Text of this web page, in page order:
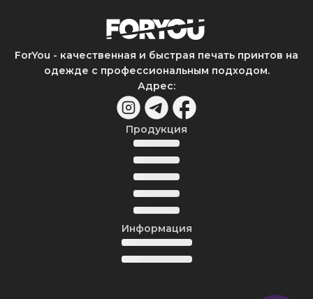
ForYou - качественная и быстрая печать принтов на
одежде с профессиональным подходом.
Адрес:
Продукция
Информация